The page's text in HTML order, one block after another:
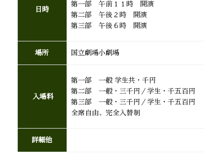
日時
第一部 午前１１時 開演
第二部 午後２時 開演
第三部 午後６時 開演
場所 国立劇場小劇場
入場料
第一部 一般 学生共・千円
第二部 一般・三千円／学生・千五百円
第三部 一般・三千円／学生・千五百円
全席自由、完全入替制
詳細他